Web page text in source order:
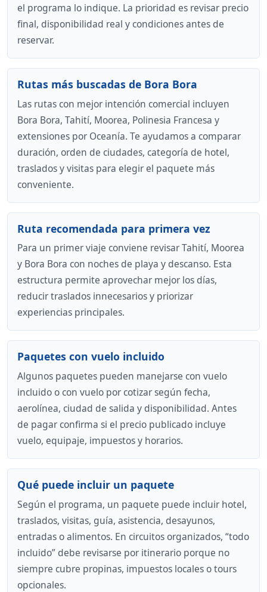
el programa lo indique. La prioridad es revisar precio
final, disponibilidad real y condiciones antes de
reservar.
Rutas más buscadas de Bora Bora
Las rutas con mejor intención comercial incluyen
Bora Bora, Tahití, Moorea, Polinesia Francesa y
extensiones por Oceanía. Te ayudamos a comparar
duración, orden de ciudades, categoría de hotel,
traslados y visitas para elegir el paquete más
conveniente.
Ruta recomendada para primera vez
Para un primer viaje conviene revisar Tahití, Moorea
y Bora Bora con noches de playa y descanso. Esta
estructura permite aprovechar mejor los días,
reducir traslados innecesarios y priorizar
experiencias principales.
Paquetes con vuelo incluido
Algunos paquetes pueden manejarse con vuelo
incluido o con vuelo por cotizar según fecha,
aerolínea, ciudad de salida y disponibilidad. Antes
de pagar confirma si el precio publicado incluye
vuelo, equipaje, impuestos y horarios.
Qué puede incluir un paquete
Según el programa, un paquete puede incluir hotel,
traslados, visitas, guía, asistencia, desayunos,
entradas o alimentos. En circuitos organizados, “todo
incluido” debe revisarse por itinerario porque no
siempre cubre propinas, impuestos locales o tours
opcionales.